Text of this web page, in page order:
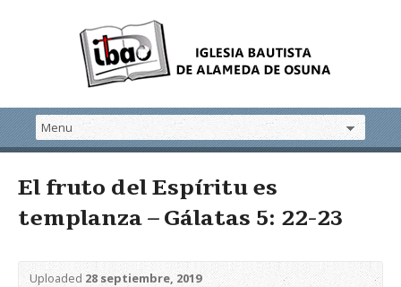
El fruto del Espíritu es
templanza – Gálatas 5: 22-23
Uploaded28 septiembre, 2019